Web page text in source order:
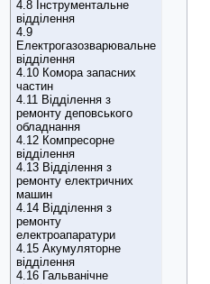
4.8 Інструментальне
відділення
4.9
Електрогазозварювальне
відділення
4.10 Комора запасних
частин
4.11 Відділення з
ремонту деповського
обладнання
4.12 Компресорне
відділення
4.13 Відділення з
ремонту електричних
машин
4.14 Відділення з
ремонту
електроапаратури
4.15 Акумуляторне
відділення
4.16 Гальванічне